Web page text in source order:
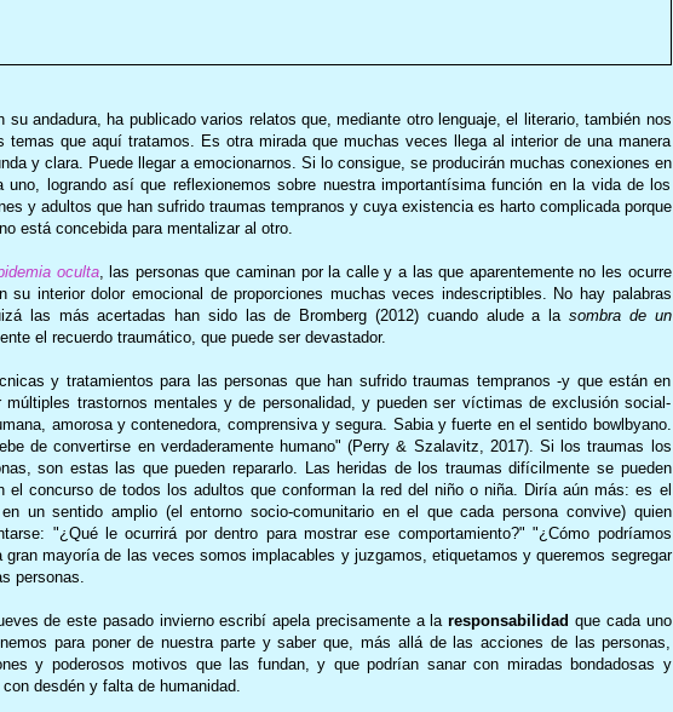
su andadura, ha publicado varios relatos que, mediante otro lenguaje, el literario, también nos
temas que aquí tratamos. Es otra mirada que muchas veces llega al interior de una manera
y clara. Puede llegar a emocionarnos. Si lo consigue, se producirán muchas conexiones en
uno, logrando así que reflexionemos sobre nuestra importantísima función en la vida de los
y adultos que han sufrido traumas tempranos y cuya existencia es harto complicada porque
está concebida para mentalizar al otro.
oculta, las personas que caminan por la calle y a las que aparentemente no les ocurre
su interior dolor emocional de proporciones muchas veces indescriptibles. No hay palabras
las más acertadas han sido las de Bromberg (2012) cuando alude a la sombra de un
el recuerdo traumático, que puede ser devastador.
y tratamientos para las personas que han sufrido traumas tempranos -y que están en
múltiples trastornos mentales y de personalidad, y pueden ser víctimas de exclusión social-
amorosa y contenedora, comprensiva y segura. Sabia y fuerte en el sentido bowlbyano.
de convertirse en verdaderamente humano" (Perry & Szalavitz, 2017). Si los traumas los
son estas las que pueden repararlo. Las heridas de los traumas difícilmente se pueden
el concurso de todos los adultos que conforman la red del niño o niña. Diría aún más: es el
un sentido amplio (el entorno socio-comunitario en el que cada persona convive) quien
"¿Qué le ocurrirá por dentro para mostrar ese comportamiento?" "¿Cómo podríamos
gran mayoría de las veces somos implacables y juzgamos, etiquetamos y queremos segregar
personas.
de este pasado invierno escribí apela precisamente a laresponsabilidad que cada uno
para poner de nuestra parte y saber que, más allá de las acciones de las personas,
y poderosos motivos que las fundan, y que podrían sanar con miradas bondadosas y
desdén y falta de humanidad.